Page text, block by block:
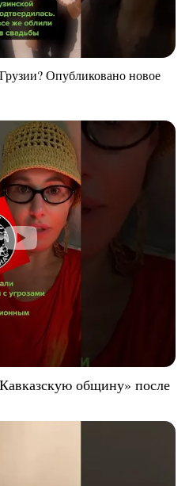
Опубликовано новое
общину» после